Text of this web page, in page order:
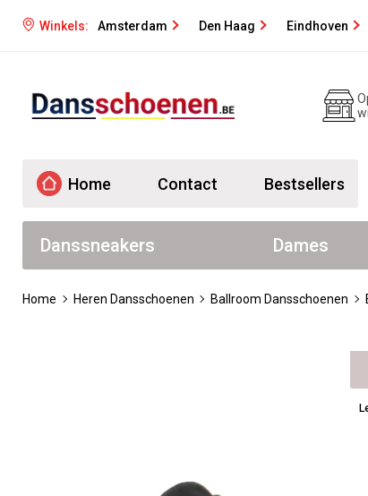
Winkels: Amsterdam Den Haag Eindhoven
Home Contact Bestsellers
Danssneakers Dames
Home Heren Dansschoenen Ballroom Dansschoenen